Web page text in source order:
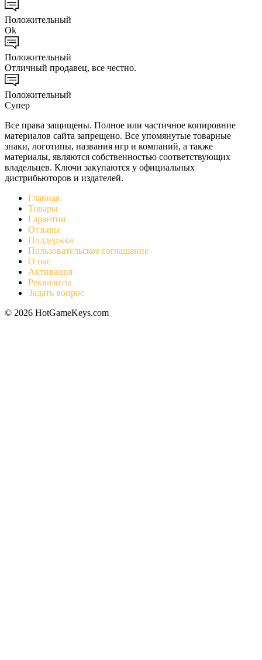
Положительный
Ok
Положительный
Отличный продавец, все честно.
Положительный
Супер
Все права защищены. Полное или частичное копировние
материалов сайта запрещено. Все упомянутые товарные
знаки, логотипы, названия игр и компаний, а также
материалы, являются собственностью соответствующих
владельцев. Ключи закупаются у официальных
дистрибьюторов и издателей.
Главная
Товары
Гарантии
Отзывы
Поддержка
Пользовательское соглашение
О нас
Активация
Реквизиты
Задать вопрос
© 2026 HotGameKeys.com